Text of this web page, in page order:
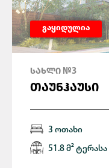
გაყიდულია
ᲡᲐᲮᲚᲘ №3
ᲗᲐᲣᲜᲰᲐᲣᲡᲘ
3 ოთახი
51.8 მ² ტერასა